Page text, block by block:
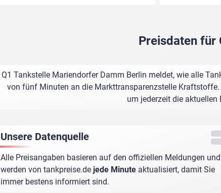
Preisdaten für
Q1 Tankstelle Mariendorfer Damm Berlin meldet, wie alle
von fünf Minuten an die Markttransparenzstelle
um jederzeit die aktuellen
Unsere Datenquelle
Alle Preisangaben basieren auf den offiziellen Meldungen und
werden von tankpreise.de jede Minute aktualisiert, damit Sie
immer bestens informiert sind.